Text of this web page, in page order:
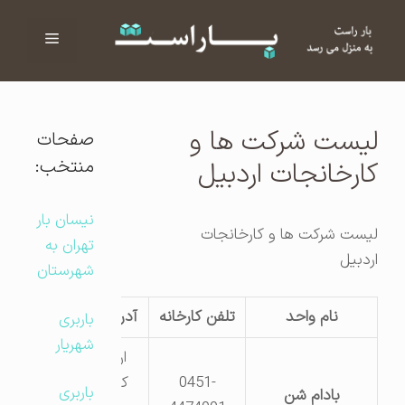
فهرست
لیست شرکت ها و
کارخانجات اردبیل
لیست شرکت ها و کارخانجات
اردبیل
نام واحد تلفن کارخانه آدرس کارگاه
بادام شن
0451-
اردبیل –
صفحات
منتخب:
نیسان بار
تهران به
شهرستان
باربری
شهریار
باربری